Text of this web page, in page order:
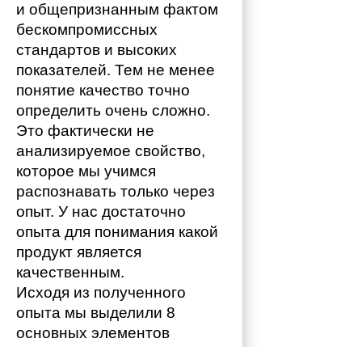
и общепризнанным фактом
бескомпромиссных
стандартов и высоких
показателей. Тем не менее
понятие качество точно
определить очень сложно.
Это фактически не
анализируемое свойство,
которое мы учимся
распознавать только через
опыт. У нас достаточно
опыта для понимания какой
продукт является
качественным.
Исходя из полученного
опыта мы выделили 8
основных элементов